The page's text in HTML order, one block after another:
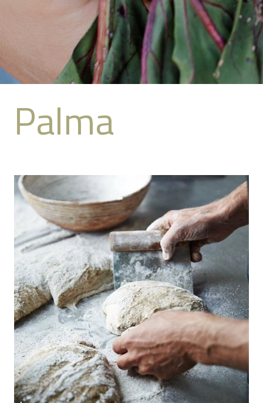
Palma